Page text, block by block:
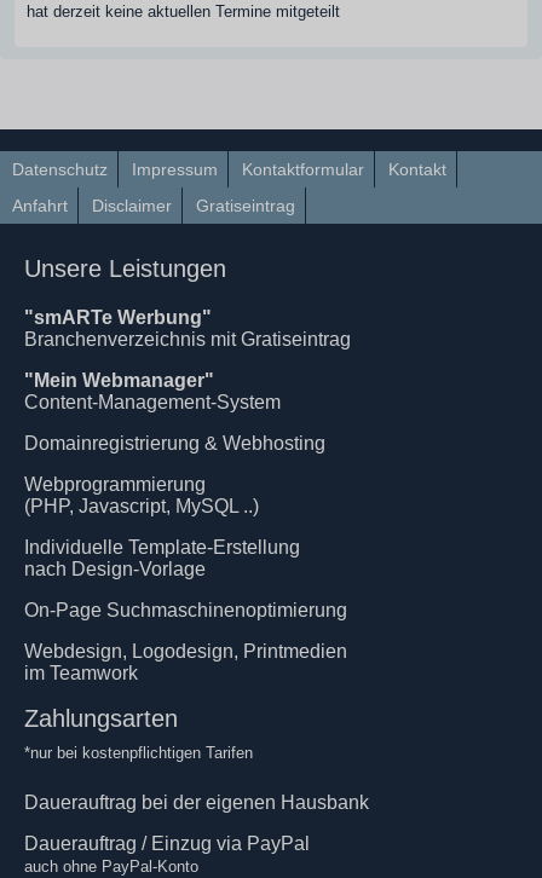
hat derzeit keine aktuellen Termine mitgeteilt
Datenschutz Impressum Kontaktformular
Kontakt
Anfahrt
Disclaimer Gratiseintrag
Unsere Leistungen
"smARTe Werbung"
Branchenverzeichnis mit Gratiseintrag
"Mein Webmanager"
Content-Management-System
Domainregistrierung & Webhosting
Webprogrammierung
(PHP, Javascript, MySQL ..)
Individuelle Template-Erstellung
nach Design-Vorlage
On-Page Suchmaschinenoptimierung
Webdesign, Logodesign, Printmedien
im Teamwork
Zahlungsarten
*nur bei kostenpflichtigen Tarifen
Dauerauftrag bei der eigenen Hausbank
Dauerauftrag / Einzug via PayPal
auch ohne PayPal-Konto